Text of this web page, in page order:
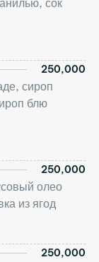
сок
250,000
сироп
блю
250,000
олео
из ягод
250,000